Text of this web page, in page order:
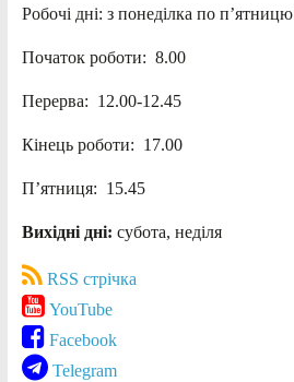
Робочі дні: з понеділка по п’ятницю
Початок роботи: 8.00
Перерва: 12.00-12.45
Кінець роботи: 17.00
П’ятниця: 15.45
Вихідні дні: субота, неділя
RSS стрічка
YouTube
Facebook
Telegram